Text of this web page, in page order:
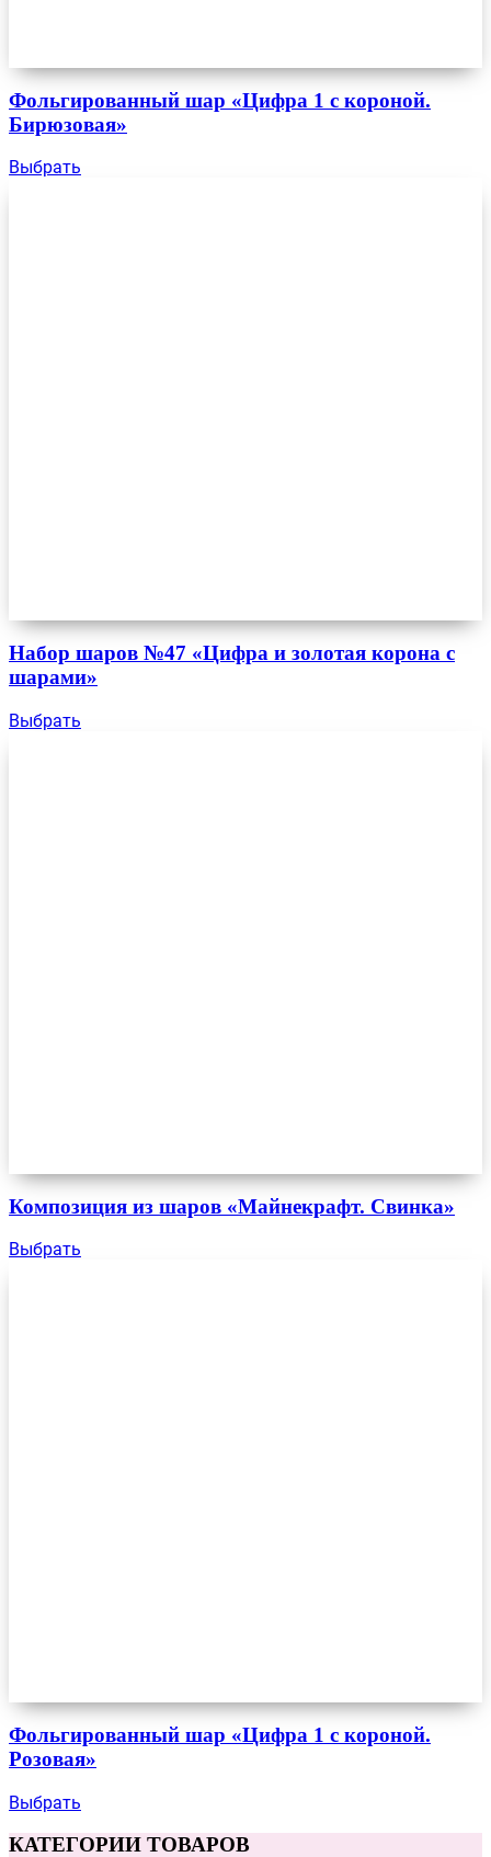
Фольгированный шар «Цифра 1 с короной.
Бирюзовая»
Выбрать
Набор шаров №47 «Цифра и золотая корона с
шарами»
Выбрать
Композиция из шаров «Майнекрафт. Свинка»
Выбрать
Фольгированный шар «Цифра 1 с короной.
Розовая»
Выбрать
КАТЕГОРИИ ТОВАРОВ